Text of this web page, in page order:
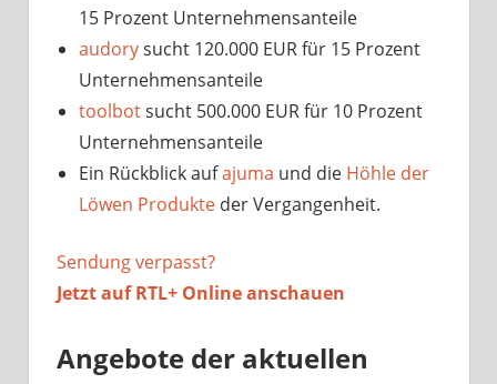
15 Prozent Unternehmensanteile
audorysucht 120.000 EUR für 15 Prozent
Unternehmensanteile
toolbotsucht 500.000 EUR für 10 Prozent
Unternehmensanteile
Ein Rückblick aufajuma und die Höhle der
Löwen Produkte der Vergangenheit.
Sendung verpasst?
Jetzt aufRTL+ Online anschauen
Angebote der aktuellen